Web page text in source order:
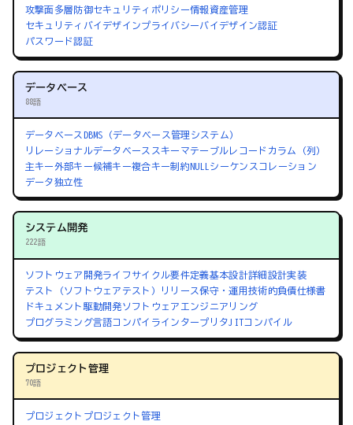
攻撃面多層防御セキュリティポリシー情報資産管理
セキュリティバイデザインプライバシーバイデザイン認証
パスワード認証
データベース
88語
データベース DBMS（データベース管理システム）
リレーショナルデータベース スキーマテーブルレコード カラム（列）
主キー外部キー候補キー複合キー制約NULL シーケンス コレーション
データ独立性
システム開発
222語
ソフトウェア開発ライフサイクル要件定義基本設計詳細設計実装
テスト（ソフトウェアテスト）
リリース保守・運用 技術的負債仕様書
ドキュメント駆動開発ソフトウェアエンジニアリング
プログラミング言語コンパイラインタープリタ JITコンパイル
プロジェクト管理
70語
プロジェクト プロジェクト管理